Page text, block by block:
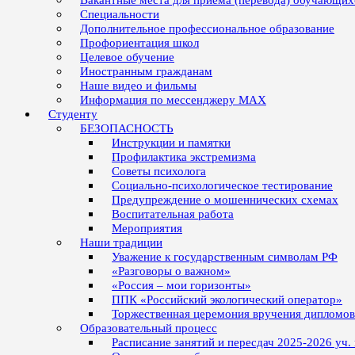
Специальности
Дополнительное профессиональное образование
Профориентация школ
Целевое обучение
Иностранным гражданам
Наше видео и фильмы
Информация по мессенджеру MAX
Студенту
БЕЗОПАСНОСТЬ
Инструкции и памятки
Профилактика экстремизма
Советы психолога
Социально-психологическое тестирование
Предупреждение о мошеннических схемах
Воспитательная работа
Мероприятия
Наши традиции
Уважение к государственным символам РФ
«Разговоры о важном»
«Россия – мои горизонты»
ППК «Российский экологический оператор»
Торжественная церемония вручения
Образовательный процесс
Расписание занятий и пересдач 2025-2026 уч.